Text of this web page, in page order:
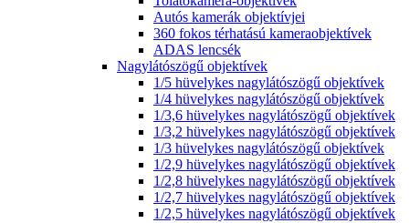
Autós kamerák objektívjei
360 fokos térhatású kameraobjektívek
ADAS lencsék
Nagylátószögű objektívek
1/5 hüvelykes nagylátószögű objektívek
1/4 hüvelykes nagylátószögű objektívek
1/3,6 hüvelykes nagylátószögű objektívek
1/3,2 hüvelykes nagylátószögű objektívek
1/3 hüvelykes nagylátószögű objektívek
1/2,9 hüvelykes nagylátószögű objektívek
1/2,8 hüvelykes nagylátószögű objektívek
1/2,7 hüvelykes nagylátószögű objektívek
1/2,5 hüvelykes nagylátószögű objektívek